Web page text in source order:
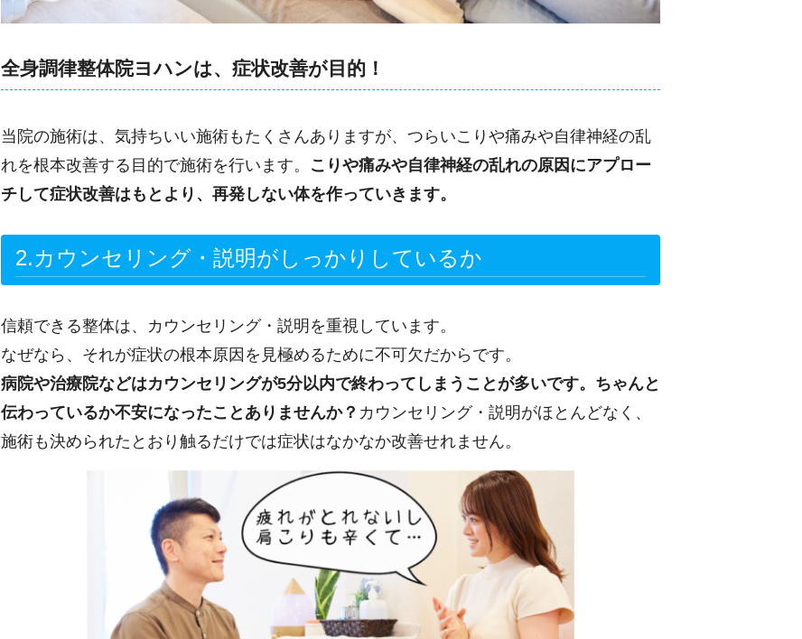
全身調律整体院ヨハンは、症状改善が目的！
当院の施術は、気持ちいい施術もたくさんありますが、つらいこりや痛みや自律神経の乱
れを根本改善する目的で施術を行います。 こりや痛みや自律神経の乱れの原因にアプロー
チして症状改善はもとより、再発しない体を作っていきます。
2.カウンセリング・説明がしっかりしているか
信頼できる整体は、カウンセリング・説明を重視しています。
なぜなら、それが症状の根本原因を見極めるために不可欠だからです。
病院や治療院などはカウンセリングが5分以内で終わってしまうことが多いです。 ちゃんと
伝わっているか不安になったことありませんか？ カウンセリング・説明がほとんどなく、
施術も決められたとおり触るだけでは症状はなかなか改善せれません。